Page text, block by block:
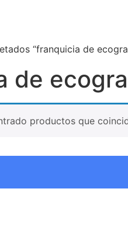
“franquicia de
de
productos que